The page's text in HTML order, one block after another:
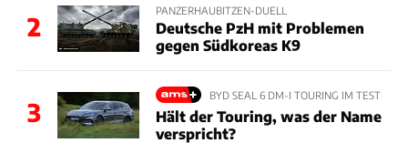
2
PANZERHAUBITZEN-DUELL
Deutsche PzH mit Problemen
gegen Südkoreas K9
3
BYD SEAL 6 DM-I TOURING IM TEST
Hält der Touring, was der Name
verspricht?